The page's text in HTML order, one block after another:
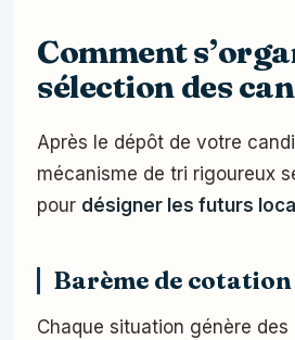
Comment
sélection des
Après le dépôt de votre
mécanisme de tri rigoureux
pour désigner les futurs
Barème de
Chaque situation génère des